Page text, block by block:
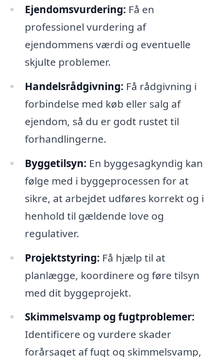
Ejendomsvurdering: Få en
professionel vurdering af
ejendommens værdi og eventuelle
skjulte problemer.
Handelsrådgivning: Få rådgivning i
forbindelse med køb eller salg af
ejendom, så du er godt rustet til
forhandlingerne.
Byggetilsyn: En byggesagkyndig kan
følge med i byggeprocessen for at
sikre, at arbejdet udføres korrekt og i
henhold til gældende love og
regulativer.
Projektstyring: Få hjælp til at
planlægge, koordinere og føre tilsyn
med dit byggeprojekt.
Skimmelsvamp og fugtproblemer:
Identificere og vurdere skader
forårsaget af fugt og skimmelsvamp,